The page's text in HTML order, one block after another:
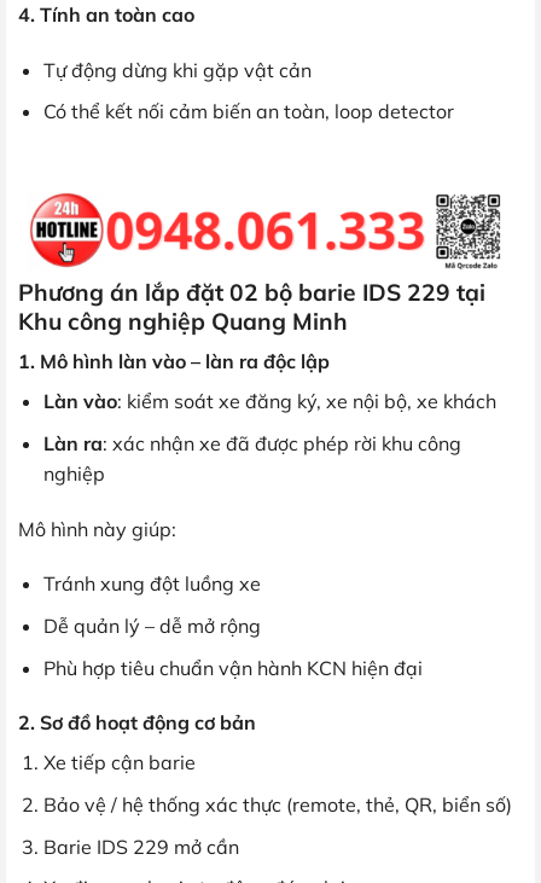
4. Tính an toàn cao
Tự động dừng khi gặp vật cản
Có thể kết nối cảm biến an toàn, loop detector
Phương án lắp đặt 02 bộ barie IDS 229 tại
Khu công nghiệp Quang Minh
1. Mô hình làn vào – làn ra độc lập
Làn vào: kiểm soát xe đăng ký, xe nội bộ, xe khách
Làn ra: xác nhận xe đã được phép rời khu công
nghiệp
Mô hình này giúp:
Tránh xung đột luồng xe
Dễ quản lý – dễ mở rộng
Phù hợp tiêu chuẩn vận hành KCN hiện đại
2. Sơ đồ hoạt động cơ bản
Xe tiếp cận barie
Bảo vệ / hệ thống xác thực (remote, thẻ, QR, biển số)
Barie IDS 229 mở cần